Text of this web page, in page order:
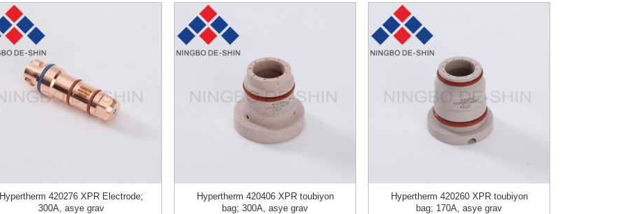
Hypertherm 420276 XPR Electrode;
300A, asye grav
Hypertherm 420406 XPR toubiyon
bag; 300A, asye grav
Hypertherm 420260 XPR toubiyon
bag; 170A, asye grav